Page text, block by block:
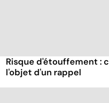
Risque d'étouffement :
l'objet d'un rappel